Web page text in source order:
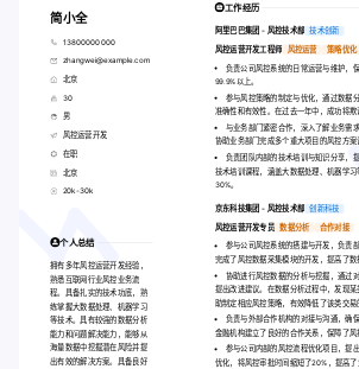
简小全
13800000000
zhangwei@example.com
北京
30
男
风控运营开发
在职
北京
20k-30k
个人总结
拥有多年风控运营开发经验，
熟悉互联网行业风控业务流
程。具备扎实的技术功底，熟
练掌握大数据处理、机器学习
等技术。具有较强的数据分析
能力和问题解决能力，能够从
海量数据中挖掘潜在风险并提
出有效的解决方案。具备良好
工作经历
阿里巴巴集团 - 风控技术部 技术创新
风控运营开发工程师
风控运营 策略优化
负责公司风控系统的日常运营与维护，
99.9%以上。
参与风控策略的制定与优化，通过数据
准确性和有效性。在过去一年中，成功将欺
与业务部门紧密合作，深入了解业务需
协助业务部门完成多个重大项目的风控方案
负责团队内部的技术培训与知识分享，
技术培训课程，涵盖大数据处理、机器学
30%。
京东科技集团 - 风控技术部 创新科技
风控运营开发专员 数据分析 合作对接
参与公司风控系统的搭建与开发，负责
完成了风控数据采集模块的开发，提高了数
协助进行风控数据的分析与挖掘，通过
提出改进建议。在数据分析过程中，发现
助制定相应风控策略，有效降低了该类交易
负责与外部合作机构的对接与沟通，确
金融机构建立了良好的合作关系，保障了风
参与公司内部的风控流程优化项目，提
优化，将风控审批时间缩短了20%，提高了